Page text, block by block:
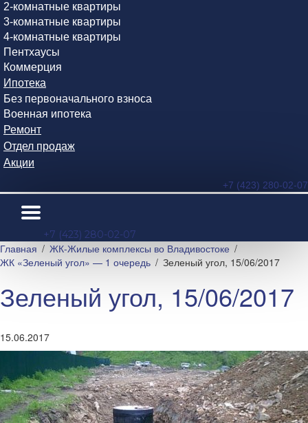
2-комнатные квартиры
3-комнатные квартиры
4-комнатные квартиры
Пентхаусы
Коммерция
Ипотека
Без первоначального взноса
Военная ипотека
Ремонт
Отдел продаж
Акции
+7 (423) 280-02-07
+7 (423) 280-02-07
Главная
ЖК-Жилые комплексы во Владивостоке
ЖК «Зеленый угол» — 1 очередь
Зеленый угол, 15/06/2017
Зеленый угол, 15/06/2017
15.06.2017